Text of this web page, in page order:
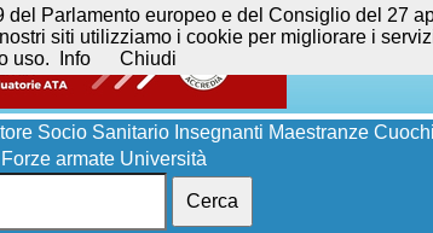
Socio Sanitario Insegnanti Maestranze Cuochi
Forze armate Università
Cerca
Parlamento europeo e del Consiglio del 27
siti utilizziamo i cookie per migliorare i
uso.
Info Chiudi